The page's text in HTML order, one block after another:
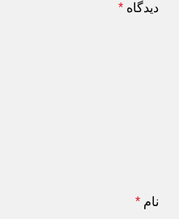
دیدگاه *
نام *